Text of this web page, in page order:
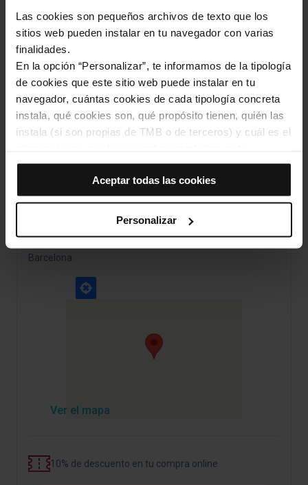
Las cookies son pequeños archivos de texto que los
sitios web pueden instalar en tu navegador con varias
finalidades.
En la opción “Personalizar”, te informamos de la tipología
de cookies que este sitio web puede instalar en tu
navegador, cuántas cookies de cada tipología concreta
instala, qué cookies son, qué propósito tienen, quién las
instala (si son propias de TMB o de terceros) y cuál es el
navegador. Si el panel de cookies muestra (0), significa
que no instala ninguna cookie de esta tipología.
Si eliges la opción “Aceptar todas las cookies”, permites
que todas estas cookies se instalen en tu navegador.
tipología de cookies permite indicar si quieres que se
instalen o no las cookies de esa clase.
Una vez que hayas marcado tus preferencias, debes
hacer clic en “Seleccionar y configurar”. Así se instalarán
de personalización, porque permiten recordar tus
funcionamiento de la web y, por tanto, si no las aceptas,
En cualquier momento de la navegación en esta web,
Aceptar todas las cookies
Personalizar
Página web
https://caixaforum.org/es/barcelona/home
Categorías
Museos e historia
Gaudí y el modernismo
Cómo llegar a: CaixaForum Barcelona
Av. de Francesc Ferrer i Guàrdia, 6-8
Barcelona
Ver el mapa
10% de descuento en tu compra online